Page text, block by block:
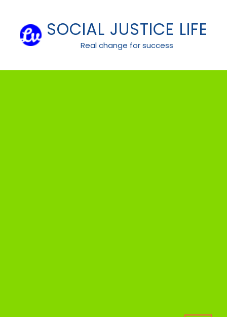
content
SOCIAL JUSTICE LIFE
Real change for success